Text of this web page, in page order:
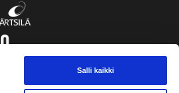
Salli kaikki